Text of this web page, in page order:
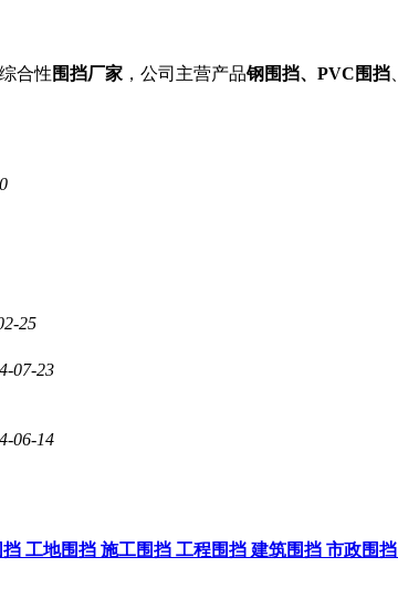
合性 围挡厂家 ，公司主营产品钢围挡、PVC围挡
25
07-23
06-14
挡 工地围挡 施工围挡 工程围挡 建筑围挡 市政围挡